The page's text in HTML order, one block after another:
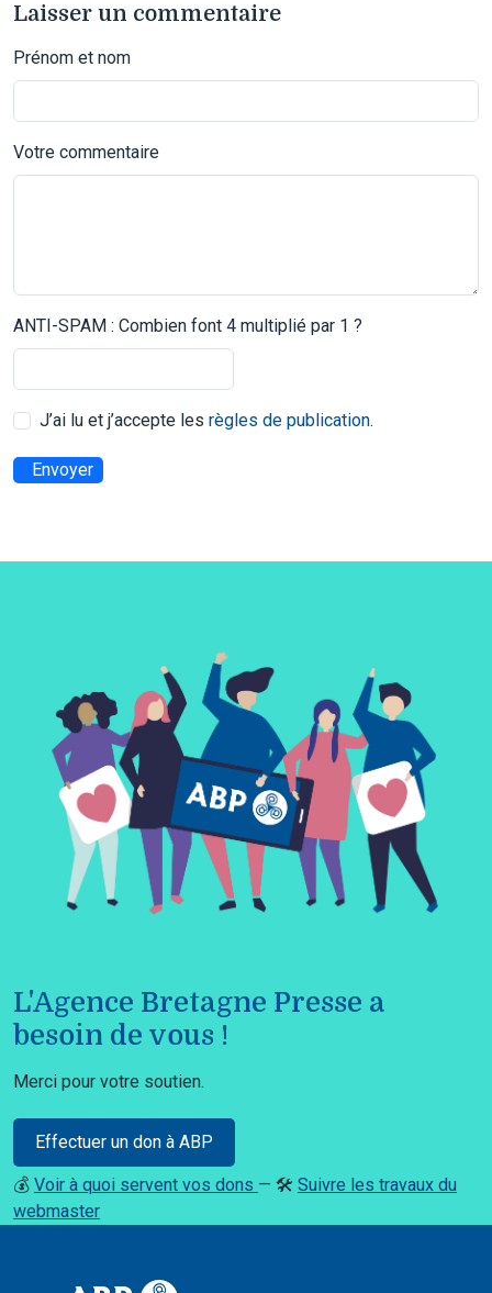
Laisser un commentaire
Prénom et nom
Votre commentaire
ANTI-SPAM : Combien font 4 multiplié par 1 ?
J’ai lu et j’accepte les règles de publication.
Envoyer
L'Agence Bretagne Presse a
besoin de vous !
Merci pour votre soutien.
Effectuer un don à ABP
💰 Voir à quoi servent vos dons — 🛠️ Suivre les travaux du
webmaster